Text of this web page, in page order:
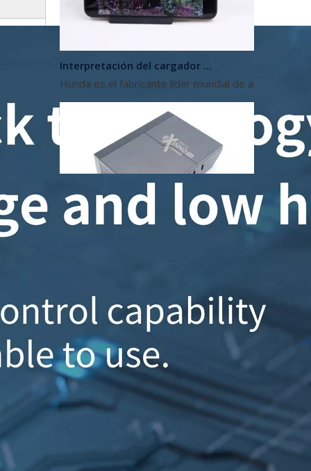
Hunda es el fabricante líder mundial de
Informe de desmontaje: cargador de viaje de nitruro de galio de seis puertos Hunda 240W 3C3A
Informe de 65w GaN desmontado
Recientemente, la red del cabezal de carga